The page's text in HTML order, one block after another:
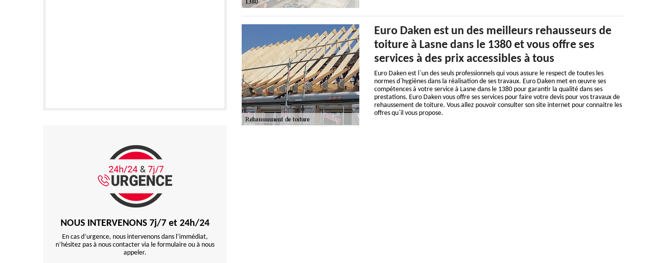
NOUS INTERVENONS 7j/7 et 24h/24
En cas d’urgence, nous intervenons dans l’immédiat,
n’hésitez pas à nous contacter via le formulaire ou à nous
appeler.
Euro Daken est un des meilleurs rehausseurs de
toiture à Lasne dans le 1380 et vous offre ses
services à des prix accessibles à tous
Euro Daken est l`un des seuls professionnels qui vous assure le respect de toutes les
normes d`hygiènes dans la réalisation de ses travaux. Euro Daken met en œuvre ses
compétences à votre service à Lasne dans le 1380 pour garantir la qualité dans ses
prestations. Euro Daken vous offre ses services pour faire votre devis pour vos travaux de
rehaussement de toiture. Vous allez pouvoir consulter son site internet pour connaitre les
offres qu`il vous propose.